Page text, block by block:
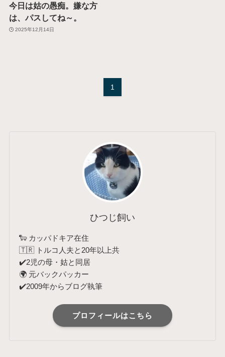
今日は姑の愚痴。嫌な方
は、パスしてね～。
2025年12月14日
1
ひつじ飼い
🐑 カッパドキア在住
🇹🇷 トルコ人夫と20年以上共
✔️2児の母・姑と同居
🌍 元バックパッカー
✔️2009年からブログ執筆
プロフィールはこちら